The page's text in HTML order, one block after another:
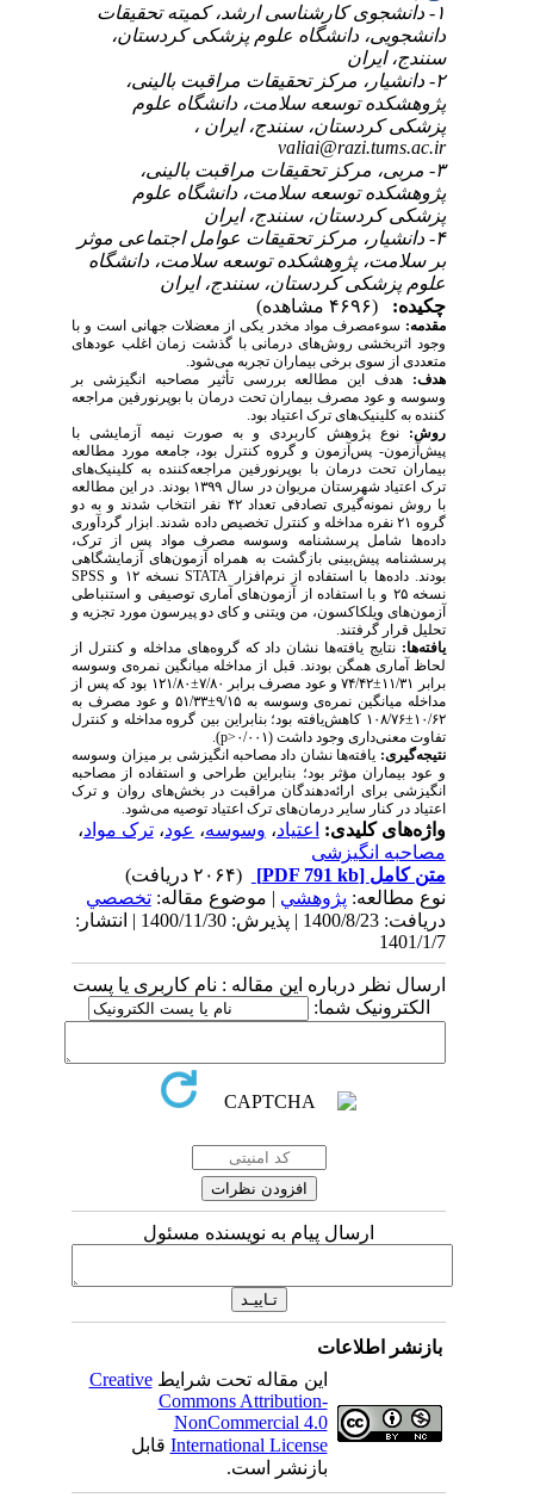
۱- دانشجوی کارشناسی ارشد، کمیته تحقیقات
دانشجویی، دانشگاه علوم پزشکی کردستان،
سنندج، ایران
۲- دانشیار، مرکز تحقیقات مراقبت بالینی،
پژوهشکده توسعه سلامت، دانشگاه علوم
پزشکی کردستان، سنندج، ایران ،
valiai@razi.tums.ac.ir
۳- مربی، مرکز تحقیقات مراقبت بالینی،
پژوهشکده توسعه سلامت، دانشگاه علوم
پزشکی کردستان، سنندج، ایران
۴- دانشیار، مرکز تحقیقات عوامل اجتماعی موثر
بر سلامت، پژوهشکده توسعه سلامت، دانشگاه
علوم پزشکی کردستان، سنندج، ایران
چکیده:
مقدمه:سوءمصرف مواد مخدر یکی از معضلات جهانی است و با
وجود اثربخشی روش‌های ﺩﺭﻣﺎنی با گذشت زمان اغلب عودﻫﺎی
ﻣﺘﻌﺪﺩی ﺍﺯ ﺳﻮی ﺑﺮخی ﺑﻴﻤﺎﺭﺍﻥ ﺗﺠﺮﺑﻪ می­‌شود.
هدف:هدف این مطالعه بررسی تأثیر مصاحبه انگیزشی بر
وسوسه و عود مصرف بیماران تحت درمان با بوپرنورفین مراجعه
کننده به کلینیک‌های ترک اعتیاد بود.
روش:نوع پژوهش کاربردی و به صورت نیمه آزمایشی با
پیش‌آزمون- پس‌آزمون و گروه کنترل بود­، جامعه مورد مطالعه
بیماران تحت درمان با بوپرنورفین مراجعه‌کننده به کلینیک‌های
ترک اعتیاد شهرستان مریوان در سال ۱۳۹۹ بودند. در این مطالعه
با روش نمونه‌گیری تصادفی تعداد ۴۲ نفر انتخاب شدند و به دو
گروه ۲۱ نفره مداخله و کنترل تخصیص داده شدند. ابزار گردآوری
داده­‌ها شامل پرسشنامه وسوسه مصرف مواد پس از ترک،
پرسشنامه پیش‌بینی بازگشت به همراه آزمون‌های آزمایشگاهی
بودند. داده‌ها با استفاده از نرم‌افزارSTATAنسخه ۱۲ و
SPSS
نسخه ۲۵ و با استفاده از آزمون‌های آماری توصیفی و استنباطی
آزمون‌های ویلکاکسون، من ویتنی و کای دو پیرسون مورد تجزیه‌ و
تحلیل قرار گرفتند.
یافته‌­ها:نتایج یافته‌ها نشان داد که گروه‌های مداخله و کنترل از
لحاظ آماری همگن بودند. قبل از مداخله میانگین نمره‌ی وسوسه
برابر ۱۱/۳۱±۷۴/۴۲ و عود مصرف برابر ۷/۸۰±۱۲۱/۸۰ بود که پس از
مداخله میانگین نمره‌ی وسوسه به ۹/۱۵±۵۱/۳۳ و عود مصرف به
۱۰/۶۲±۱۰۸/۷۶ کاهش‌یافته بود؛ بنابراین بین گروه مداخله و کنترل
تفاوت معنی‌داری وجود داشت (۰/۰۰۱<
p
).
نتیجه­‌گیری:یافته‌ها نشان داد مصاحبه انگیزشی بر میزان وسوسه
و عود بیماران مؤثر بود؛ بنابراین طراحی و استفاده از مصاحبه
انگیزشی برای ارائه‌دهندگان مراقبت در بخش‌های روان و ترک
اعتیاد در کنار سایر درمان‌های ترک اعتیاد توصیه می‌شود.
واژه‌های کلیدی:اعتیاد،وسوسه،عود،ترک مواد ،
مصاحبه انگیزشی
متن کامل[PDF 791 kb]
نوع مطالعه:پژوهشي| موضوع مقاله:تخصصي
دریافت: 1400/8/23 | پذیرش: 1400/11/30 | انتشار:
1401/1/7
ارسال نظر درباره این مقاله : نام کاربری یا پست
الکترونیک شما:
ارسال پیام به نویسنده مسئول
بازنشر اطلاعات
این مقاله تحت شرایطCreative
Commons Attribution-
NonCommercial 4.0
International Licenseقابل
بازنشر است.